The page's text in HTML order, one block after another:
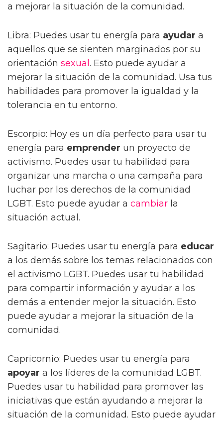
a mejorar la situación de la comunidad.
Libra: Puedes usar tu energía para ayudar a
aquellos que se sienten marginados por su
orientación sexual . Esto puede ayudar a
mejorar la situación de la comunidad. Usa tus
habilidades para promover la igualdad y la
tolerancia en tu entorno.
Escorpio: Hoy es un día perfecto para usar tu
energía para emprender un proyecto de
activismo. Puedes usar tu habilidad para
organizar una marcha o una campaña para
luchar por los derechos de la comunidad
LGBT. Esto puede ayudar a cambiar la
situación actual.
Sagitario: Puedes usar tu energía para educar
a los demás sobre los temas relacionados con
el activismo LGBT. Puedes usar tu habilidad
para compartir información y ayudar a los
demás a entender mejor la situación. Esto
puede ayudar a mejorar la situación de la
comunidad.
Capricornio: Puedes usar tu energía para
apoyar a los líderes de la comunidad LGBT.
Puedes usar tu habilidad para promover las
iniciativas que están ayudando a mejorar la
situación de la comunidad. Esto puede ayudar